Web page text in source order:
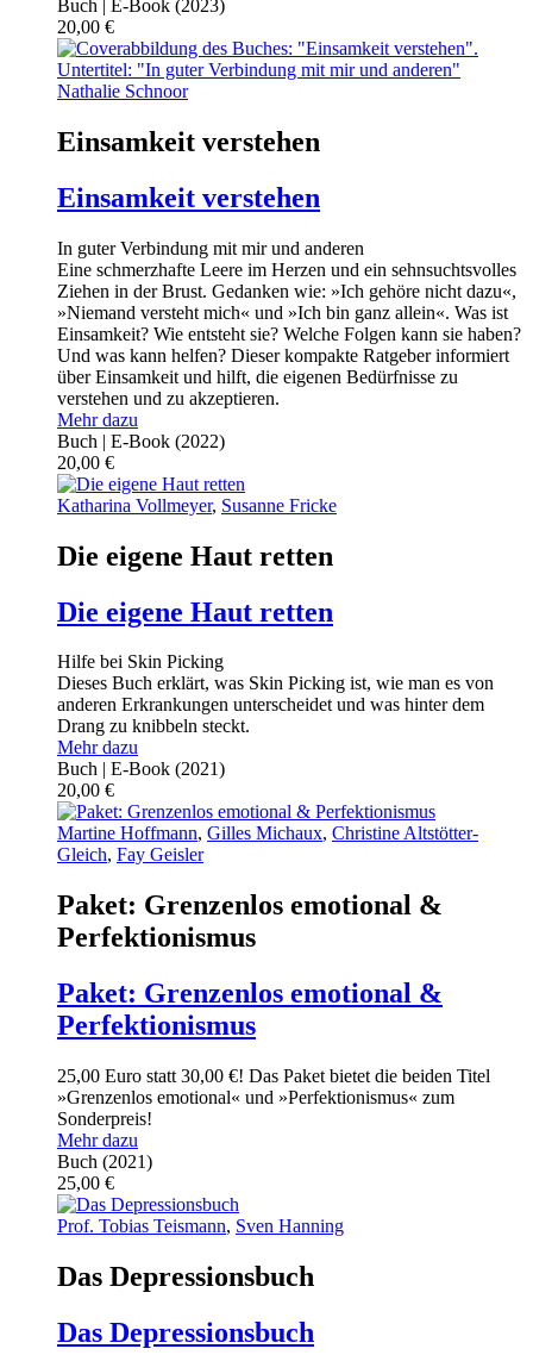
Buch | E-Book (2023)
20,00 €
Nathalie Schnoor
Einsamkeit verstehen
Einsamkeit verstehen
In guter Verbindung mit mir und anderen
Eine schmerzhafte Leere im Herzen und ein sehnsuchtsvolles
Ziehen in der Brust. Gedanken wie: »Ich gehöre nicht dazu«,
»Niemand versteht mich« und »Ich bin ganz allein«. Was ist
Einsamkeit? Wie entsteht sie? Welche Folgen kann sie haben?
Und was kann helfen? Dieser kompakte Ratgeber informiert
über Einsamkeit und hilft, die eigenen Bedürfnisse zu
verstehen und zu akzeptieren.
Mehr dazu
Buch | E-Book (2022)
20,00 €
Katharina Vollmeyer, Susanne Fricke
Die eigene Haut retten
Die eigene Haut retten
Hilfe bei Skin Picking
Dieses Buch erklärt, was Skin Picking ist, wie man es von
anderen Erkrankungen unterscheidet und was hinter dem
Drang zu knibbeln steckt.
Mehr dazu
Buch | E-Book (2021)
20,00 €
Martine Hoffmann, Gilles Michaux, Christine Altstötter-
Gleich, Fay Geisler
Paket: Grenzenlos emotional &
Perfektionismus
Paket: Grenzenlos emotional &
Perfektionismus
25,00 Euro statt 30,00 €! Das Paket bietet die beiden Titel
»Grenzenlos emotional« und »Perfektionismus« zum
Sonderpreis!
Mehr dazu
Buch (2021)
25,00 €
Prof. Tobias Teismann, Sven Hanning
Das Depressionsbuch
Das Depressionsbuch